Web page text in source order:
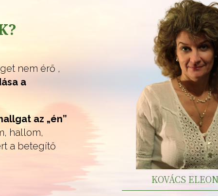
nem érő ,
a
az „én”
hallom,
a betegítő
KOVÁCS